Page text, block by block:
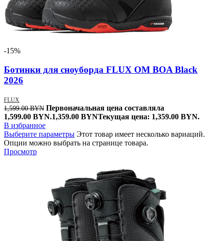
-15%
Ботинки для сноуборда FLUX OM BOA Black
2026
FLUX
1,599.00BYN Первоначальная цена составляла
1,599.00 BYN.1,359.00 BYNТекущая цена: 1,359.00 BYN.
В избранное
Выберите параметры Этот товар имеет несколько вариаций.
Опции можно выбрать на странице товара.
Просмотр